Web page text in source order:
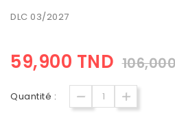
DLC 03/2027
59,900 TND
Quantité :